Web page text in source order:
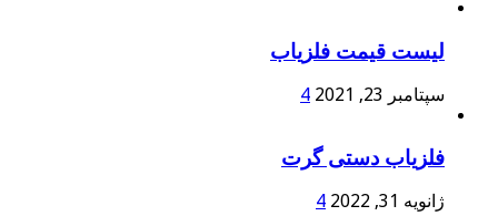
لیست قیمت فلزیاب
سپتامبر 23, 2021 4
فلزیاب دستی گرت
ژانویه 31, 2022 4